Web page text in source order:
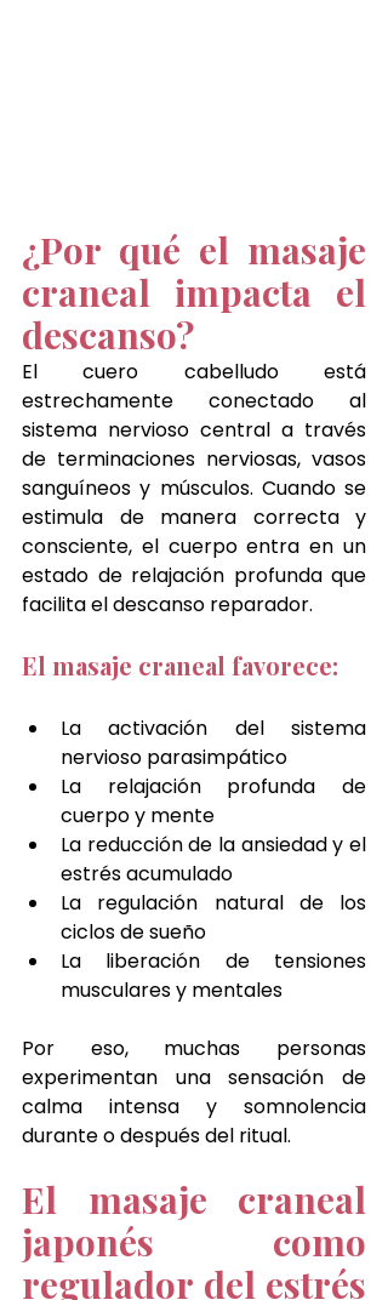
¿Por qué el masaje
craneal impacta el
descanso?
El cuero cabelludo está
estrechamente conectado al
sistema nervioso central a través
de terminaciones nerviosas, vasos
sanguíneos y músculos. Cuando se
estimula de manera correcta y
consciente, el cuerpo entra en un
estado de relajación profunda que
facilita el descanso reparador.
El masaje craneal favorece:
La activación del sistema
nervioso parasimpático
La relajación profunda de
cuerpo y mente
La reducción de la ansiedad y el
estrés acumulado
La regulación natural de los
ciclos de sueño
La liberación de tensiones
musculares y mentales
Por eso, muchas personas
experimentan una sensación de
calma intensa y somnolencia
durante o después del ritual.
El masaje craneal
japonés como
regulador del estrés